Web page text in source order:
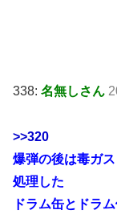
338: 名無しさん
>>320
爆弾の後は毒ガ
処理した
ドラム缶とドラ